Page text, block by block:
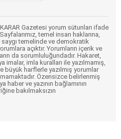
KARAR Gazetesi yorum sütunları ifade
temel insan haklarına,
temelinde ve demokratik
açıktır. Yorumların içerik ve
da sorumluluğundadır. Hakaret,
imla kuralları ile yazılmamış,
büyük harflerle yazılmış yorumlar
Özensizce belirlenmiş
haber ve yazının bağlamının
bakılmaksızın